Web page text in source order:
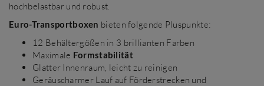
hochbelastbar und robust.
Euro-Transportboxen bieten folgende Pluspunkte:
12 Behältergößen in 3 brillianten Farben
Maximale Formstabilität
Glatter Innenraum, leicht zu reinigen
Geräuscharmer Lauf auf Förderstrecken und